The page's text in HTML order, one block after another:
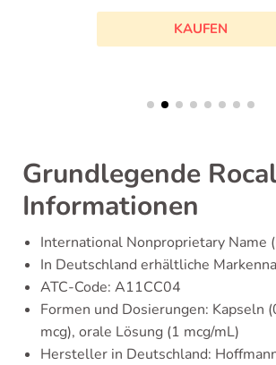
KAUFEN
Grundlegende
Informationen
International Nonproprietary Name
In Deutschland erhältliche
ATC-Code: A11CC04
Formen und Dosierungen: Kapseln
mcg), orale Lösung (1 mcg/mL)
Hersteller in Deutschland: